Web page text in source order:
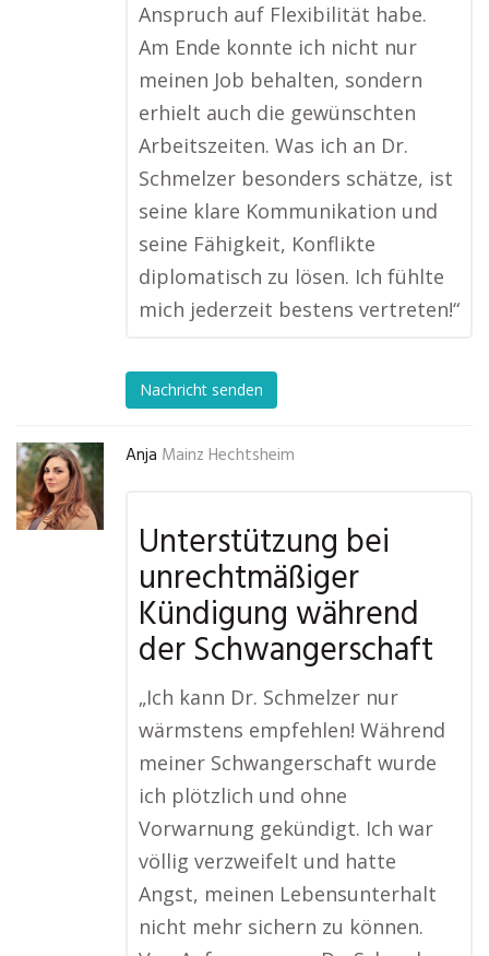
Anspruch auf Flexibilität habe.
Am Ende konnte ich nicht nur
meinen Job behalten, sondern
erhielt auch die gewünschten
Arbeitszeiten. Was ich an Dr.
Schmelzer besonders schätze, ist
seine klare Kommunikation und
seine Fähigkeit, Konflikte
diplomatisch zu lösen. Ich fühlte
mich jederzeit bestens vertreten!“
Nachricht senden
Anja Mainz Hechtsheim
Unterstützung bei
unrechtmäßiger
Kündigung während
der Schwangerschaft
„Ich kann Dr. Schmelzer nur
wärmstens empfehlen! Während
meiner Schwangerschaft wurde
ich plötzlich und ohne
Vorwarnung gekündigt. Ich war
völlig verzweifelt und hatte
Angst, meinen Lebensunterhalt
nicht mehr sichern zu können.